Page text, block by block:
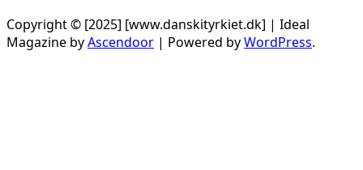
Copyright © [2025] [www.danskityrkiet.dk] | Ideal
Magazine byAscendoor | Powered byWordPress.